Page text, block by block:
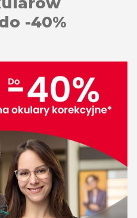
-40%